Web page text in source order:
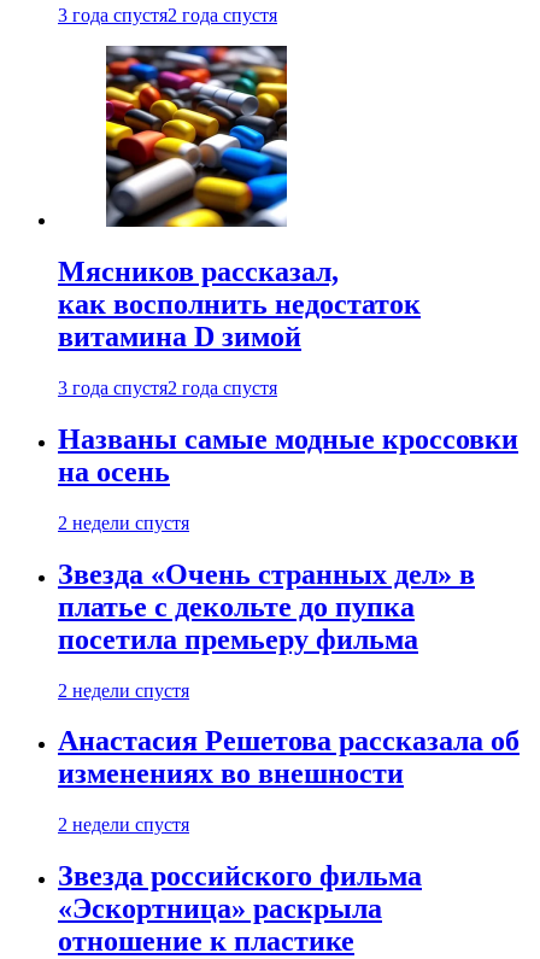
3 года спустя2 года спустя
Мясников рассказал,
как восполнить недостаток
витамина D зимой
3 года спустя2 года спустя
Названы самые модные кроссовки
на осень
2 недели спустя
Звезда «Очень странных дел» в
платье с декольте до пупка
посетила премьеру фильма
2 недели спустя
Анастасия Решетова рассказала об
изменениях во внешности
2 недели спустя
Звезда российского фильма
«Эскортница» раскрыла
отношение к пластике